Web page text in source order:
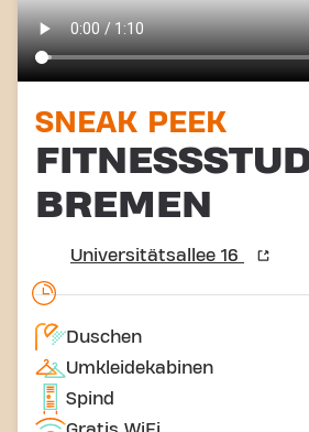
SNEAK PEEK
BREMEN
Universitätsallee 16
Duschen
Umkleidekabinen
Spind